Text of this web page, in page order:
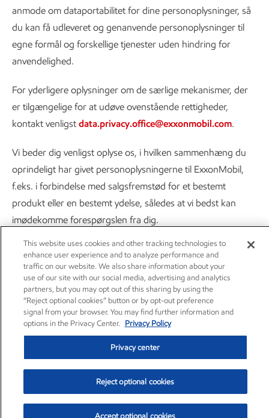
anmode om dataportabilitet for dine personoplysninger, så
du kan få udleveret og genanvende personoplysninger til
egne formål og forskellige tjenester uden hindring for
anvendelighed.
For yderligere oplysninger om de særlige mekanismer, der
er tilgængelige for at udøve ovenstående rettigheder,
kontakt venligst data.privacy.office@exxonmobil.com.
Vi beder dig venligst oplyse os, i hvilken sammenhæng du
oprindeligt har givet personoplysningerne til ExxonMobil,
f.eks. i forbindelse med salgsfremstød for et bestemt
produkt eller en bestemt ydelse, således at vi bedst kan
imødekomme forespørgslen fra dig.
10. BEHANDLING AF FØLSOMME PERSONOPLYSNINGER
Visse kategorier af personoplysninger betragtes som
følsomme oplysninger i henhold til datalovgivningen og kan
derfor være underlagt strengere krav til sikkerhed og
beskyttelse. I henhold til datalovgivningen betragtes
følgende personoplysninger som følsomme: Oplysninger
om (1) race eller etnisk oprindelse, (2) politiske holdninger,
(3) religiøse eller filosofiske overbevisninger, (4)
fagforeningsmæssigt tilhørsforhold, (5) seksuelle forhold og
This website uses cookies and other tracking technologies to
enhance user experience and to analyze performance and
traffic on our website. We also share information about your
use of our site with our social media, advertising and analytics
partners, but you may opt out of this sharing by using the
“Reject optional cookies” button or by opt-out preference
signal from your browser. You may find further information and
options in the Privacy Center.
Privacy Policy
Privacy center
Reject optional cookies
Accept optional cookies